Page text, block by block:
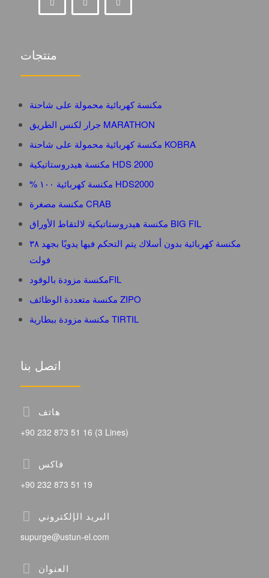
منتجات
مكنسة كهربائية محمولة على شاحنة
جرار لكنس الطريق MARATHON
مكنسة كهربائية محمولة على شاحنة KOBRA
مكنسة هيدروستاتيكية HDS 2000
% مكنسة كهربائية ١٠٠ HDS2000
مكنسة مصغرة CRAB
مكنسة هيدروستاتيكية لالتقاط الأوراق BIG FIL
مكنسة كهربائية بدون أسلاك يتم التحكم فيها يدويًا بجهد ٣٨
فولت
مكنسة مزودة بالوقودFIL
مكنسة متعددة الوظائف ZIPO
مكنسة مزودة ببطارية TIRTIL
اتصل بنا
هاتف
+90 232 873 51 16 (3 Lines)
فاكس
+90 232 873 51 19
البريد الإلكتروني
supurge@ustun-el.com
العنوان